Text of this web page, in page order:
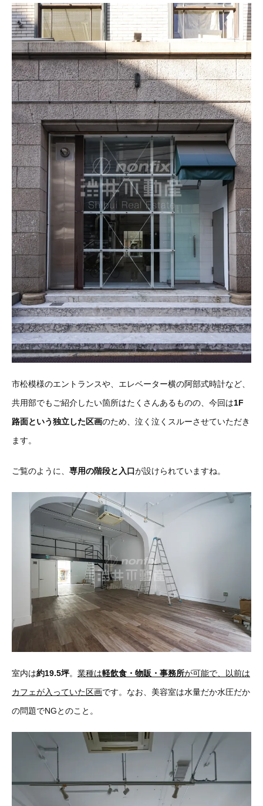
市松模様のエントランスや、エレベーター横の阿部式時計など、
共用部でもご紹介したい箇所はたくさんあるものの、今回は1F
路面という独立した区画のため、泣く泣くスルーさせていただき
ます。
ご覧のように、 専用の階段と入口が設けられていますね。
室内は約19.5坪。 業種は軽飲食・物販・事務所が可能で、以前は
カフェが入っていた区画です。なお、美容室は水量だか水圧だか
の問題でNGとのこと。